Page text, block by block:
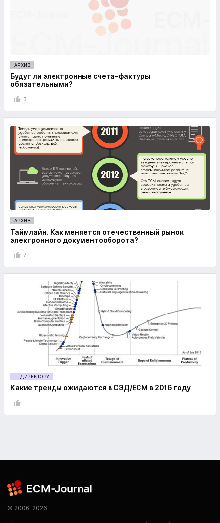
АРХИВ
Будут ли электронные счета-фактуры
обязательными?
3
АРХИВ
Таймлайн. Как меняется отечественный рынок
электронного документооборота?
7
IT-ДИРЕКТОРУ
Какие тренды ожидаются в СЭД/ECM в 2016 году
© 2006-2026